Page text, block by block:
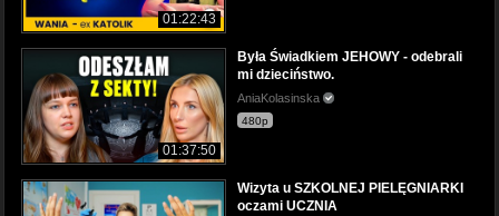
01:22:43
01:37:50
Była Świadkiem JEHOWY - odebrali
mi dzieciństwo.
AniaKolasinska
480p
Wizyta u SZKOLNEJ PIELĘGNIARKI
oczami UCZNIA